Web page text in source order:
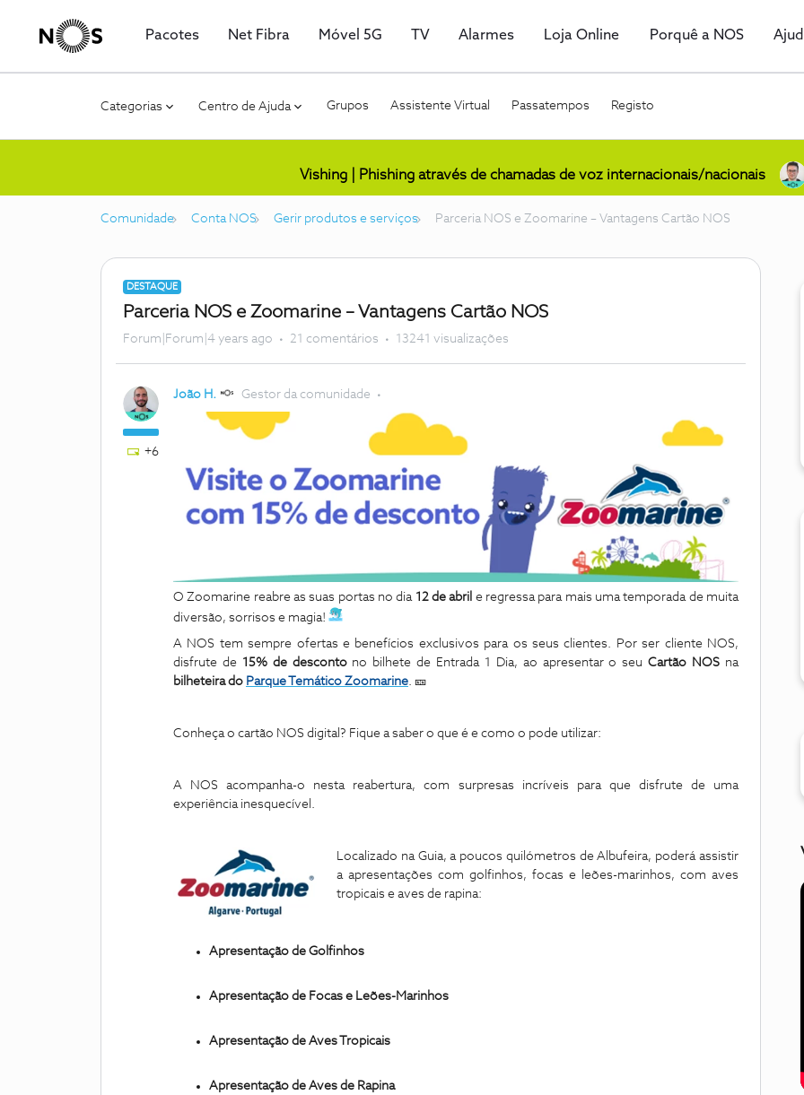
Pacotes Net Fibra Móvel 5G TV Alarmes Loja Online Porquê a NOS
Categorias Centro de Ajuda Grupos Assistente Virtual Passatempos Registo
Vishing | Phishing através de chamadas de voz internacionais/nacionais
Comunidade Conta NOS Gerir produtos e serviços Parceria NOS e Zoomarine – Vantagens Cartão NOS
DESTAQUE
Parceria NOS e Zoomarine – Vantagens Cartão NOS
Forum|Forum|4 years ago 21 comentários 13241 visualizações
+6
João H. Gestor da comunidade
O Zoomarine reabre as suas portas no dia 12 de abril e regressa para mais uma temporada de muita
diversão, sorrisos e magia!
A NOS tem sempre ofertas e benefícios exclusivos para os seus clientes. Por ser cliente NOS,
disfrute de 15% de descontono bilhete de Entrada 1 Dia, ao apresentar o seuCartão NOS na
bilheteira do Parque Temático Zoomarine. 🎫
Conheça o cartão NOS digital? Fique a saber o que é e como o pode utilizar:
A NOS acompanha-o nesta reabertura, com surpresas incríveis para que disfrute de uma
experiência inesquecível.
Localizado na Guia, a poucos quilómetros de Albufeira, poderá assistir
a apresentações com golfinhos, focas e leões-marinhos, com aves
tropicais e aves de rapina:
Apresentação de Golfinhos
Apresentação de Focas e Leões-Marinhos
Apresentação de Aves Tropicais
Apresentação de Aves de Rapina